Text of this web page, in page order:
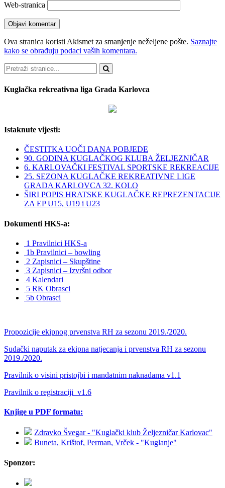
Web-stranica
Ova stranica koristi Akismet za smanjenje neželjene pošte. Saznajte
kako se obrađuju podaci vaših komentara.
Pretraži
Kuglačka rekreativna liga Grada Karlovca
Istaknute vijesti:
ČESTITKA UOČI DANA POBJEDE
90. GODINA KUGLAČKOG KLUBA ŽELJEZNIČAR
6. KARLOVAČKI FESTIVAL SPORTSKE REKREACIJE
25. SEZONA KUGLAČKE REKREATIVNE LIGE
GRADA KARLOVCA 32. KOLO
ŠIRI POPIS HRATSKE KUGLAČKE REPREZENTACIJE
ZA EP U15, U19 i U23
Dokumenti HKS-a:
1 Pravilnici HKS-a
1b Pravilnici – bowling
2 Zapisnici – Skupštine
3 Zapisnici – Izvršni odbor
4 Kalendari
5 RK Obrasci
5b Obrasci
Propozicije ekipnog prvenstva RH za sezonu 2019./2020.
Sudački naputak za ekipna natjecanja i prvenstva RH za sezonu
2019./2020.
Pravilnik o visini pristojbi i mandatnim naknadama v1.1
Pravilnik o registraciji_v1.6
Knjige u PDF formatu:
Zdravko Švegar - "Kuglački klub Željezničar Karlovac"
Buneta, Krištof, Perman, Vrček - "Kuglanje"
Sponzor: